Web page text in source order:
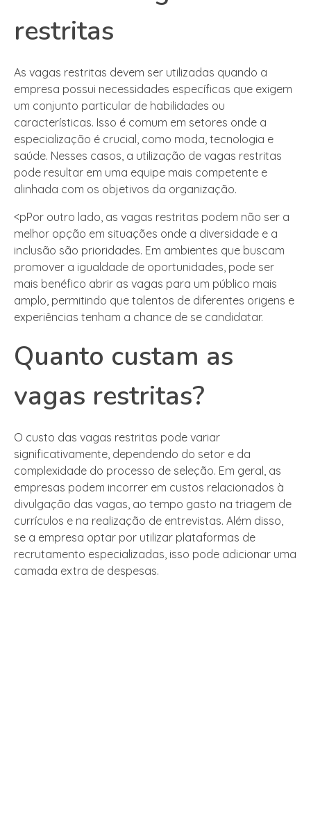
restritas
As vagas restritas devem ser utilizadas quando a
empresa possui necessidades específicas que exigem
um conjunto particular de habilidades ou
características. Isso é comum em setores onde a
especialização é crucial, como moda, tecnologia e
saúde. Nesses casos, a utilização de vagas restritas
pode resultar em uma equipe mais competente e
alinhada com os objetivos da organização.
<pPor outro lado, as vagas restritas podem não ser a
melhor opção em situações onde a diversidade e a
inclusão são prioridades. Em ambientes que buscam
promover a igualdade de oportunidades, pode ser
mais benéfico abrir as vagas para um público mais
amplo, permitindo que talentos de diferentes origens e
experiências tenham a chance de se candidatar.
Quanto custam as
vagas restritas?
O custo das vagas restritas pode variar
significativamente, dependendo do setor e da
complexidade do processo de seleção. Em geral, as
empresas podem incorrer em custos relacionados à
divulgação das vagas, ao tempo gasto na triagem de
currículos e na realização de entrevistas. Além disso,
se a empresa optar por utilizar plataformas de
recrutamento especializadas, isso pode adicionar uma
camada extra de despesas.